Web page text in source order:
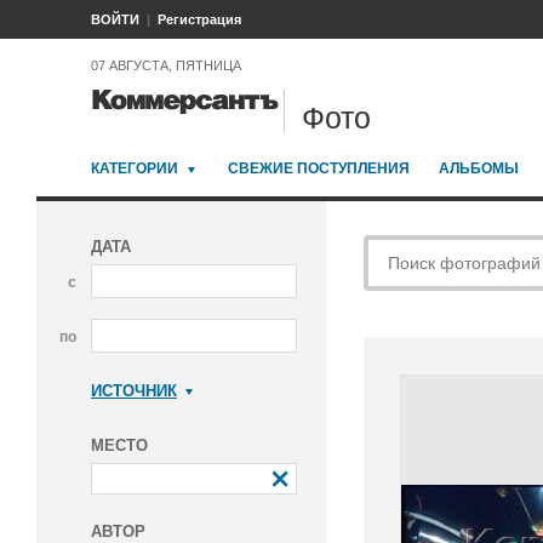
ВОЙТИ Регистрация
07 АВГУСТА, ПЯТНИЦА
Фото
КАТЕГОРИИ СВЕЖИЕ ПОСТУПЛЕНИЯ АЛЬБОМЫ
ДАТА
с
по
ИСТОЧНИК
МЕСТО
АВТОР